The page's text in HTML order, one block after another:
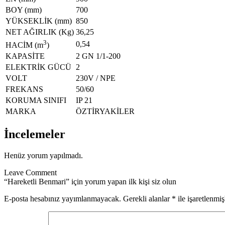
BOY (mm)
700
YÜKSEKLİK (mm) 850
NET AĞIRLIK (Kg) 36,25
HACİM (m3)
0,54
KAPASİTE
2 GN 1/1-200
ELEKTRİK GÜCÜ 2
VOLT
230V / NPE
FREKANS
50/60
KORUMA SINIFI
IP 21
MARKA
ÖZTİRYAKİLER
İncelemeler
Henüz yorum yapılmadı.
Leave Comment
“Hareketli Benmari” için yorum yapan ilk kişi siz olun
E-posta hesabınız yayımlanmayacak. Gerekli alanlar * ile